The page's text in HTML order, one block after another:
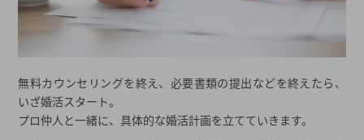
無料カウンセリングを終え、必要書類の提出などを終えたら、
いざ婚活スタート。
プロ仲人と一緒に、具体的な婚活計画を立てていきます。